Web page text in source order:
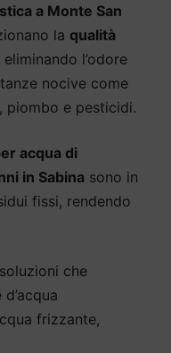
a Monte San
la qualità
eliminando l’odore
nocive come
piombo e pesticidi.
acqua di
in Sabina sono in
fissi, rendendo
che
frizzante,